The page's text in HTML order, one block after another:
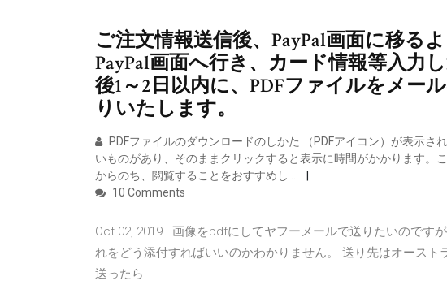
ご注文情報送信後、PayPal画面に移る
PayPal画面へ行き、カード情報等入力
後1～2日以内に、PDFファイルをメー
りいたします。
PDFファイルのダウンロードのしかた （PDFアイコン）が表示さ
いものがあり、そのままクリックすると表示に時間がかかります。
からのち、閲覧することをおすすめし …
10 Comments
Oct 02, 2019 · 画像をpdfにしてヤフーメールで送りたいのです
れをどう添付すればいいのかわかりません。 送り先はオース
送ったら